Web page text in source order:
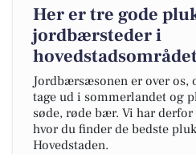
Her er tre gode
jordbærsteder i
Jordbærsæsonen er over os,
tage ud i sommerlandet og
søde, røde bær. Vi har
hvor du finder de bedste
Hovedstaden.